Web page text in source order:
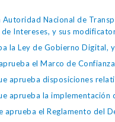
Nacional de
Intereses, y sus
la Ley de Gobierno Digital,
el Marco de
aprueba disposiciones
aprueba la implementación
el Reglamento del